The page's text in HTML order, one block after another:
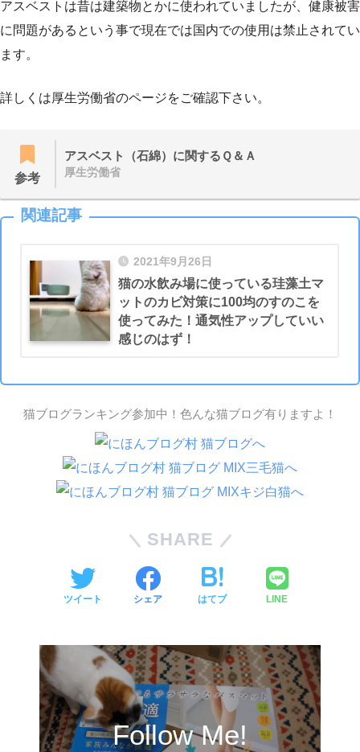
アスベストは昔は建築物とかに使われていましたが、健康被害
に問題があるという事で現在では国内での使用は禁止されてい
ます。
詳しくは厚生労働省のページをご確認下さい。
参考
アスベスト（石綿）に関するＱ＆Ａ
厚生労働省
関連記事
2021年9月26日
猫の水飲み場に使っている珪藻土マ
ットのカビ対策に100均のすのこを
使ってみた！通気性アップしていい
感じのはず！
猫ブログランキング参加中！色んな猫ブログ有りますよ！
SHARE
ツイート シェア はてブ LINE
Follow Me!